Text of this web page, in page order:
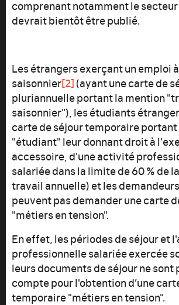
comprenant notamment le
devrait bientôt être publié.
Les étrangers exerçant un emploi
saisonnier[2](ayant une carte de
pluriannuelle portant la mention
saisonnier"), les étudiants
carte de séjour temporaire
"étudiant" leur donnant droit à
accessoire, d'une activité
salariée dans la limite de 60 % de
travail annuelle) et les
peuvent pas demander une carte
"métiers en tension".
En effet, les périodes de séjour et
professionnelle salariée exercée
leurs documents de séjour ne sont
compte pour l'obtention d’une
temporaire "métiers en tension".